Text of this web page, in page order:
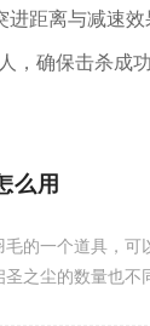
距离与减速
，确保击杀成功
么用
毛的一个道具，
之尘的数量也不